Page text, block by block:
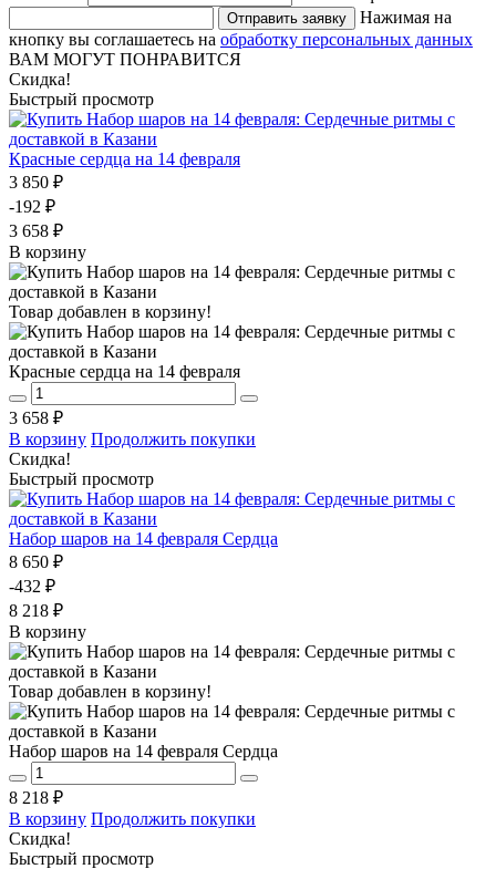
Отправить заявку
Нажимая на
кнопку вы соглашаетесь на обработку персональных данных
ВАМ МОГУТ ПОНРАВИТСЯ
Скидка!
Быстрый просмотр
Красные сердца на 14 февраля
3 850 ₽
-192 ₽
3 658 ₽
В корзину
Товар добавлен в корзину!
Красные сердца на 14 февраля
3 658 ₽
В корзину Продолжить покупки
Скидка!
Быстрый просмотр
Набор шаров на 14 февраля Сердца
8 650 ₽
-432 ₽
8 218 ₽
В корзину
Товар добавлен в корзину!
Набор шаров на 14 февраля Сердца
8 218 ₽
В корзину Продолжить покупки
Скидка!
Быстрый просмотр